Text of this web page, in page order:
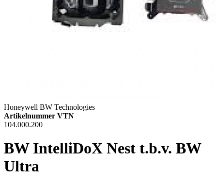
Honeywell BW Technologies
Artikelnummer VTN
104.000.200
BW IntelliDoX Nest t.b.v. BW
Ultra